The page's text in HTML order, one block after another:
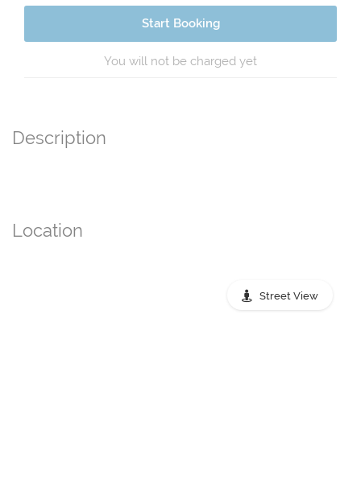
Start Booking
You will not be charged yet
Description
Location
Street View